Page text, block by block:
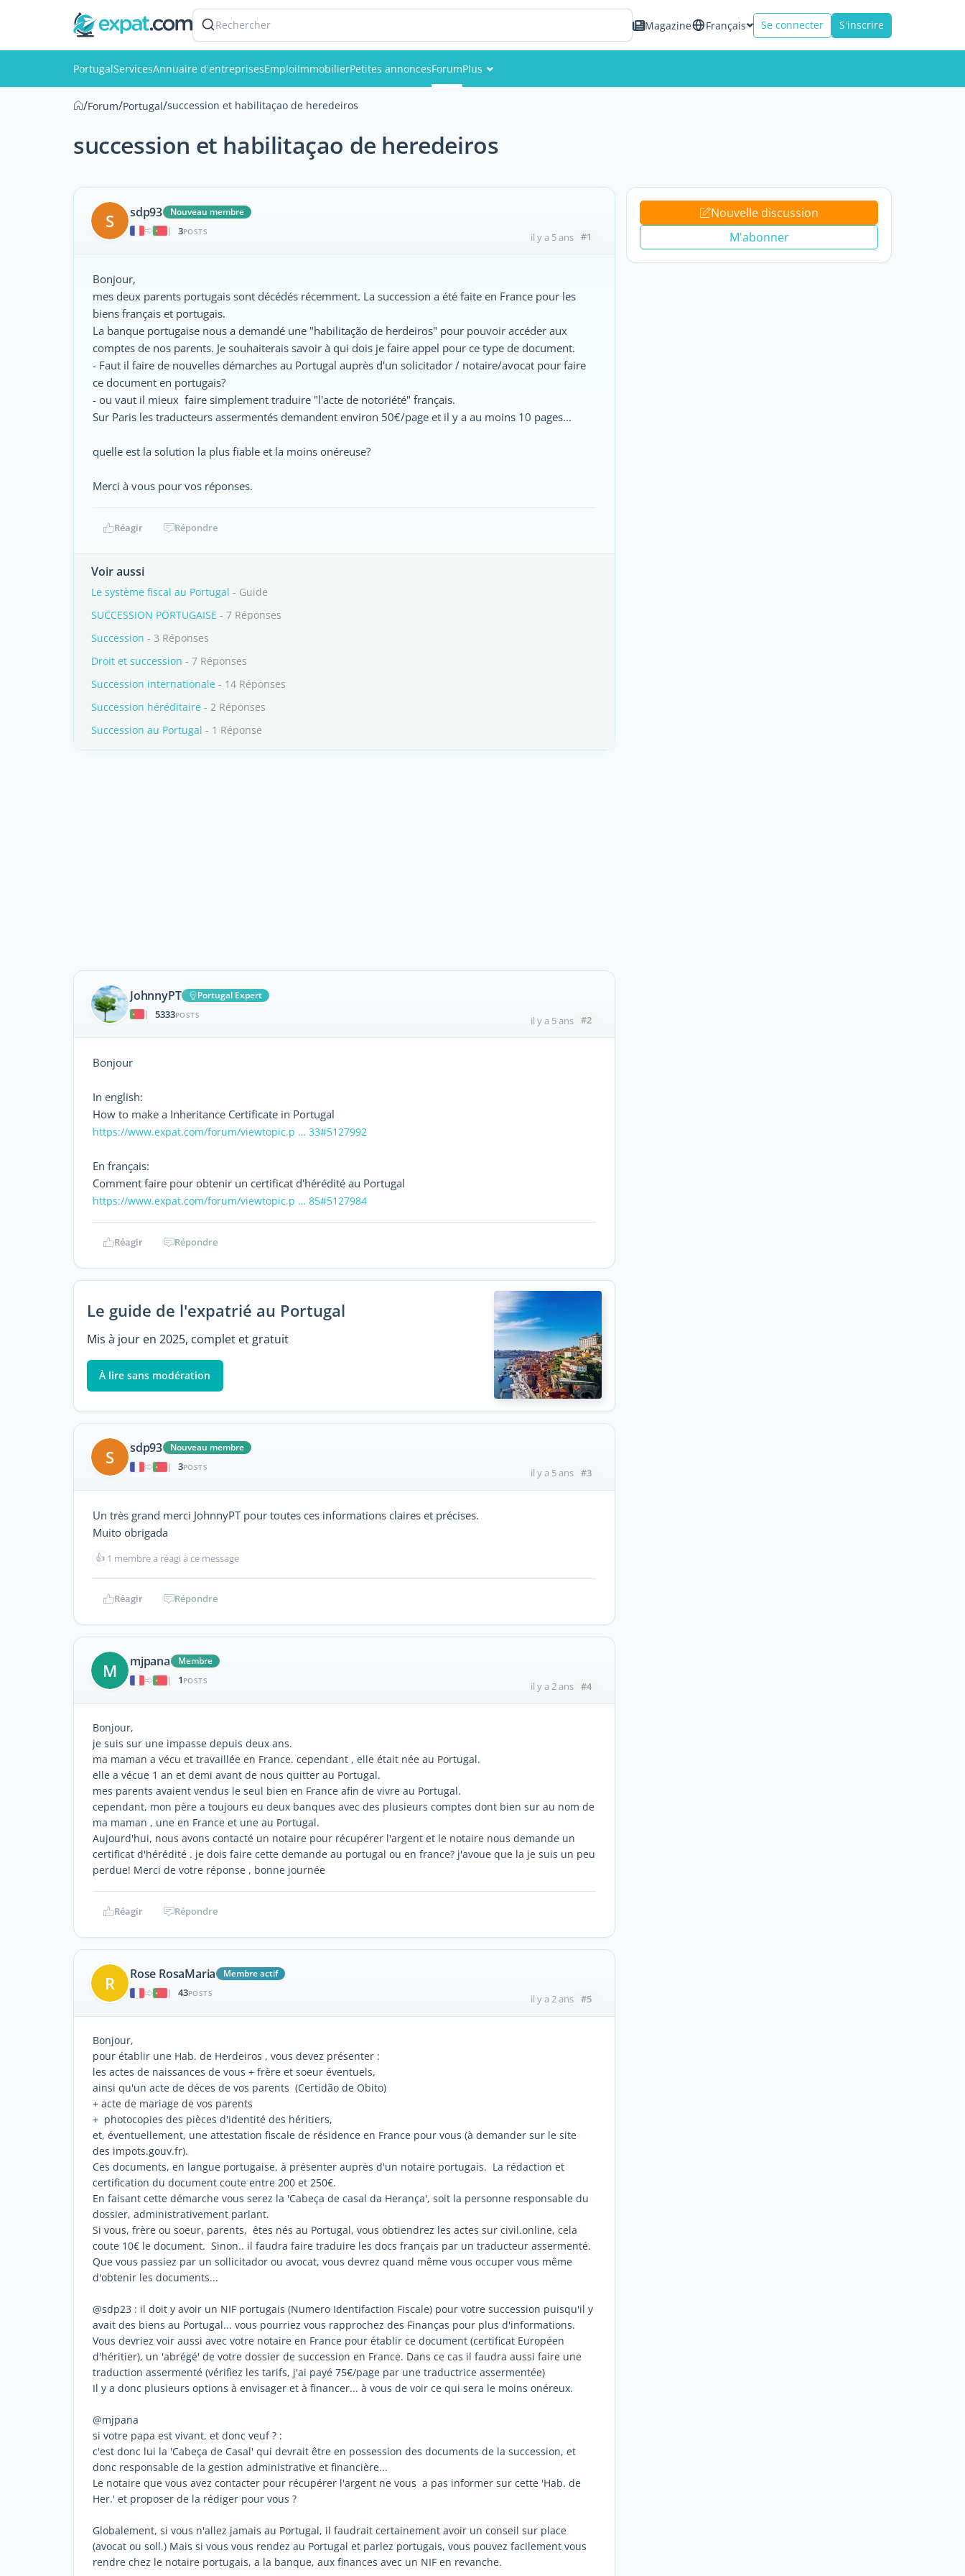
Rechercher Magazine Français Se connecter S'inscrire
PortugalServicesAnnuaire d'entreprisesEmploiImmobilierPetites annoncesForumPlus
/Forum/Portugal/succession et habilitaçao de heredeiros
succession et habilitaçao de heredeiros
S sdp93
Nouveau membre
|
3POSTS il y a 5 ans #1
Bonjour,
mes deux parents portugais sont décédés récemment. La succession a été faite en France pour les
biens français et portugais.
La banque portugaise nous a demandé une "habilitação de herdeiros" pour pouvoir accéder aux
comptes de nos parents. Je souhaiterais savoir à qui dois je faire appel pour ce type de document.
- Faut il faire de nouvelles démarches au Portugal auprès d'un solicitador / notaire/avocat pour faire
ce document en portugais?
- ou vaut il mieux faire simplement traduire "l'acte de notoriété" français.
Sur Paris les traducteurs assermentés demandent environ 50€/page et il y a au moins 10 pages...
quelle est la solution la plus fiable et la moins onéreuse?
Merci à vous pour vos réponses.
Réagir Répondre
Voir aussi
Le système fiscal au Portugal - Guide
SUCCESSION PORTUGAISE - 7 Réponses
Succession - 3 Réponses
Droit et succession - 7 Réponses
Succession internationale - 14 Réponses
Succession héréditaire - 2 Réponses
Succession au Portugal - 1 Réponse
JohnnyPT
Portugal Expert
|
5333POSTS il y a 5 ans #2
Bonjour
In english:
How to make a Inheritance Certificate in Portugal
https://www.expat.com/forum/viewtopic.p … 33#5127992
En français:
Comment faire pour obtenir un certificat d'hérédité au Portugal
https://www.expat.com/forum/viewtopic.p … 85#5127984
Réagir Répondre
Le guide de l'expatrié au Portugal
Mis à jour en 2025, complet et gratuit
À lire sans modération
S sdp93
Nouveau membre
|
3POSTS il y a 5 ans #3
Un très grand merci JohnnyPT pour toutes ces informations claires et précises.
Muito obrigada
👍 1 membre a réagi à ce message
Réagir Répondre
M mjpana
Membre
|
1 POSTS il y a 2 ans #4
Bonjour,
je suis sur une impasse depuis deux ans.
ma maman a vécu et travaillée en France. cependant , elle était née au Portugal.
elle a vécue 1 an et demi avant de nous quitter au Portugal.
mes parents avaient vendus le seul bien en France afin de vivre au Portugal.
cependant, mon père a toujours eu deux banques avec des plusieurs comptes dont bien sur au nom de
ma maman , une en France et une au Portugal.
Aujourd'hui, nous avons contacté un notaire pour récupérer l'argent et le notaire nous demande un
certificat d'hérédité . je dois faire cette demande au portugal ou en france? j'avoue que la je suis un peu
perdue! Merci de votre réponse , bonne journée
Réagir Répondre
R Rose RosaMaria
Membre actif
|
43POSTS il y a 2 ans #5
Bonjour,
pour établir une Hab. de Herdeiros , vous devez présenter :
les actes de naissances de vous + frère et soeur éventuels,
ainsi qu'un acte de déces de vos parents (Certidão de Obito)
+ acte de mariage de vos parents
+ photocopies des pièces d'identité des héritiers,
et, éventuellement, une attestation fiscale de résidence en France pour vous (à demander sur le site
des impots.gouv.fr).
Ces documents, en langue portugaise, à présenter auprès d'un notaire portugais. La rédaction et
certification du document coute entre 200 et 250€.
En faisant cette démarche vous serez la 'Cabeça de casal da Herança', soit la personne responsable du
dossier, administrativement parlant.
Si vous, frère ou soeur, parents, êtes nés au Portugal, vous obtiendrez les actes sur civil.online, cela
coute 10€ le document. Sinon.. il faudra faire traduire les docs français par un traducteur assermenté.
Que vous passiez par un sollicitador ou avocat, vous devrez quand même vous occuper vous même
d'obtenir les documents...
@sdp23 : il doit y avoir un NIF portugais (Numero Identifaction Fiscale) pour votre succession puisqu'il y
avait des biens au Portugal... vous pourriez vous rapprochez des Finanças pour plus d'informations.
Vous devriez voir aussi avec votre notaire en France pour établir ce document (certificat Européen
d'héritier), un 'abrégé' de votre dossier de succession en France. Dans ce cas il faudra aussi faire une
traduction assermenté (vérifiez les tarifs, j'ai payé 75€/page par une traductrice assermentée)
Il y a donc plusieurs options à envisager et à financer... à vous de voir ce qui sera le moins onéreux.
@mjpana
si votre papa est vivant, et donc veuf ? :
c'est donc lui la 'Cabeça de Casal' qui devrait être en possession des documents de la succession, et
donc responsable de la gestion administrative et financière...
Le notaire que vous avez contacter pour récupérer l'argent ne vous a pas informer sur cette 'Hab. de
Her.' et proposer de la rédiger pour vous ?
Globalement, si vous n'allez jamais au Portugal, il faudrait certainement avoir un conseil sur place
(avocat ou soll.) Mais si vous vous rendez au Portugal et parlez portugais, vous pouvez facilement vous
rendre chez le notaire portugais, a la banque, aux finances avec un NIF en revanche.
Nouvelle discussion
M'abonner